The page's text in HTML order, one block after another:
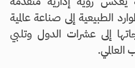
الطبيعية إلى صناعة عالمية
إلى عشرات الدول وتلبي